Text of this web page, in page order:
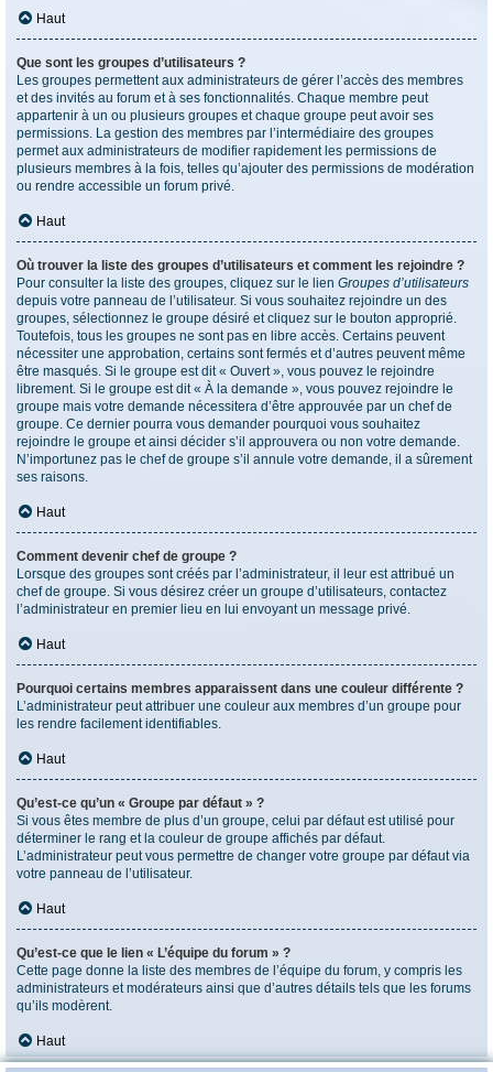
Haut
Que sont les groupes d’utilisateurs ?
Les groupes permettent aux administrateurs de gérer l’accès des membres
et des invités au forum et à ses fonctionnalités. Chaque membre peut
appartenir à un ou plusieurs groupes et chaque groupe peut avoir ses
permissions. La gestion des membres par l’intermédiaire des groupes
permet aux administrateurs de modifier rapidement les permissions de
plusieurs membres à la fois, telles qu’ajouter des permissions de modération
ou rendre accessible un forum privé.
Haut
Où trouver la liste des groupes d’utilisateurs et comment les rejoindre ?
Pour consulter la liste des groupes, cliquez sur le lien Groupes d’utilisateurs
depuis votre panneau de l’utilisateur. Si vous souhaitez rejoindre un des
groupes, sélectionnez le groupe désiré et cliquez sur le bouton approprié.
Toutefois, tous les groupes ne sont pas en libre accès. Certains peuvent
nécessiter une approbation, certains sont fermés et d’autres peuvent même
être masqués. Si le groupe est dit « Ouvert », vous pouvez le rejoindre
librement. Si le groupe est dit « À la demande », vous pouvez rejoindre le
groupe mais votre demande nécessitera d’être approuvée par un chef de
groupe. Ce dernier pourra vous demander pourquoi vous souhaitez
rejoindre le groupe et ainsi décider s’il approuvera ou non votre demande.
N’importunez pas le chef de groupe s’il annule votre demande, il a sûrement
ses raisons.
Haut
Comment devenir chef de groupe ?
Lorsque des groupes sont créés par l’administrateur, il leur est attribué un
chef de groupe. Si vous désirez créer un groupe d’utilisateurs, contactez
l’administrateur en premier lieu en lui envoyant un message privé.
Haut
Pourquoi certains membres apparaissent dans une couleur différente ?
L’administrateur peut attribuer une couleur aux membres d’un groupe pour
les rendre facilement identifiables.
Haut
Qu’est-ce qu’un « Groupe par défaut » ?
Si vous êtes membre de plus d’un groupe, celui par défaut est utilisé pour
déterminer le rang et la couleur de groupe affichés par défaut.
L’administrateur peut vous permettre de changer votre groupe par défaut via
votre panneau de l’utilisateur.
Haut
Qu’est-ce que le lien « L’équipe du forum » ?
Cette page donne la liste des membres de l’équipe du forum, y compris les
administrateurs et modérateurs ainsi que d’autres détails tels que les forums
qu’ils modèrent.
Haut